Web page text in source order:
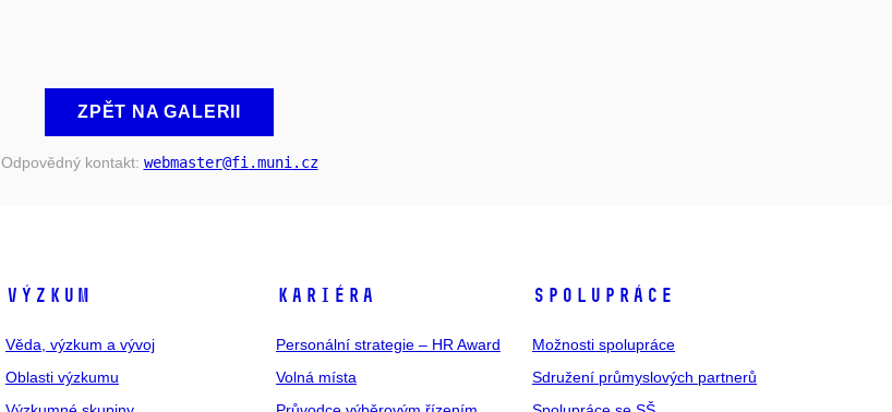
ZPĚT NA GALERII
Odpovědný kontakt: webmaster@fi.muni.cz
VÝZKUM
Věda, výzkum a vývoj
Oblasti výzkumu
KARIÉRA
Personální strategie – HR Award
Volná místa
SPOLUPRÁCE
Možnosti spolupráce
Sdružení průmyslových partnerů